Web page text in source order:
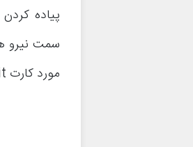
پیاده
سمت نیرو
مورد کارت Ice Spirit یا آیس اسپریت بدانید به شرح زیر است: